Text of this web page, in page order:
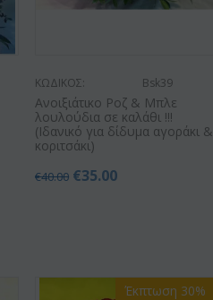
ΚΩΔΙΚΟΣ: Bsk39
Ανοιξιάτικο Ροζ & Μπλε
λουλούδια σε καλάθι !!!
(Ιδανικό για δίδυμα αγοράκι &
κοριτσάκι)
€40.00 €35.00
Έκπτωση 30%